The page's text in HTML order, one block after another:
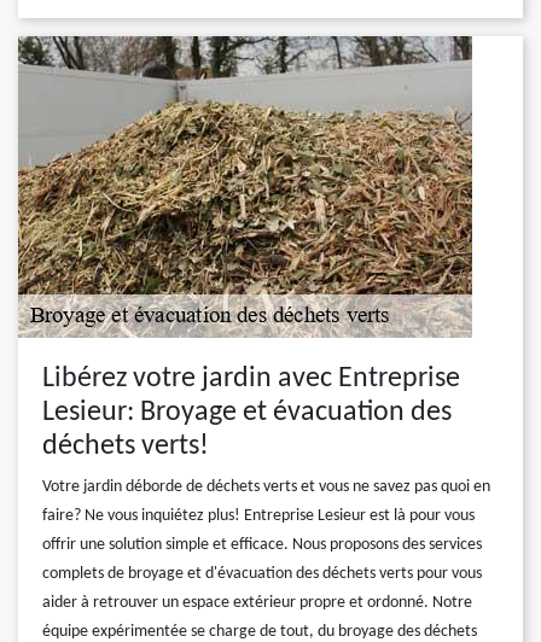
Libérez votre jardin avec Entreprise
Lesieur: Broyage et évacuation des
déchets verts!
Votre jardin déborde de déchets verts et vous ne savez pas quoi en
faire? Ne vous inquiétez plus! Entreprise Lesieur est là pour vous
offrir une solution simple et efficace. Nous proposons des services
complets de broyage et d'évacuation des déchets verts pour vous
aider à retrouver un espace extérieur propre et ordonné. Notre
équipe expérimentée se charge de tout, du broyage des déchets